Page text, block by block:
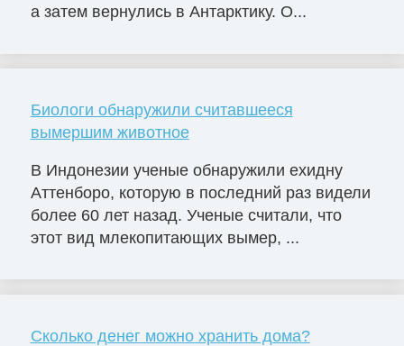
а затем вернулись в Антарктику. О...
Биологи обнаружили считавшееся
вымершим животное
В Индонезии ученые обнаружили ехидну
Аттенборо, которую в последний раз видели
более 60 лет назад. Ученые считали, что
этот вид млекопитающих вымер, ...
Сколько денег можно хранить дома?